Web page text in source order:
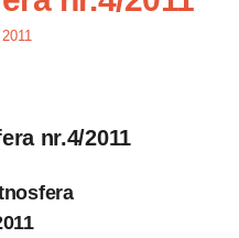
2011
nr.4/2011